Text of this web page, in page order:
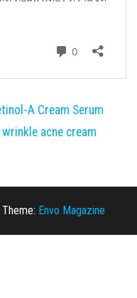
A Cream Serum
acne cream
Theme: Envo Magazine